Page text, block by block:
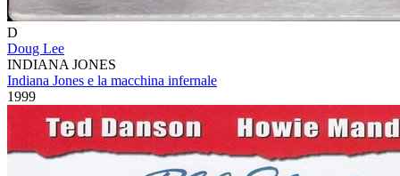
D
Doug Lee
INDIANA JONES
Indiana Jones e la macchina infernale
1999